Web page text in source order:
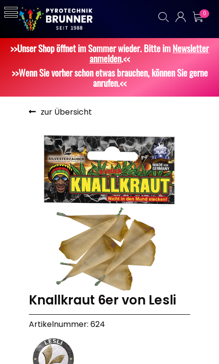
0
>>Unser Shop öffnet im Sommer wieder. Bitte imNewsletter
anmelden.<<
>>Wenn Sie vorher schon etwas brauchen, können Sie gerne
anrufen.<<
zur Übersicht
Knallkraut 6er von Lesli
Artikelnummer: 624